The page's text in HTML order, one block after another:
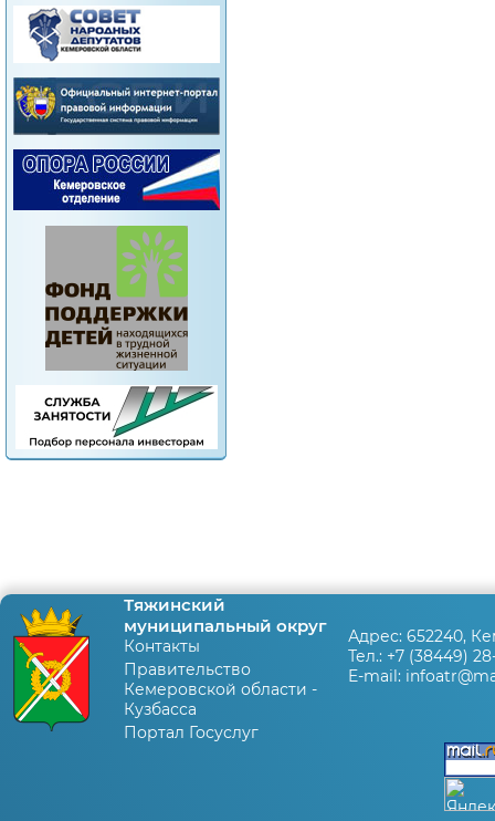
Тяжинский
муниципальный округ
Контакты
Правительство
Кемеровской области -
Кузбасса
Портал Госуслуг
Адрес: 652240,
Тел.: +7 (38449)
E-mail: